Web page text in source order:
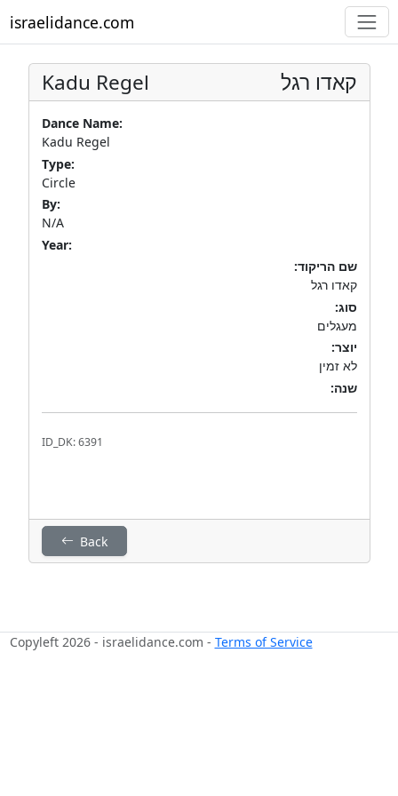
israelidance.com
Kadu Regel קאדו רגל
Dance Name:
Kadu Regel
Type:
Circle
By:
N/A
Year:
שם הריקוד:
קאדו רגל
סוג:
מעגלים
יוצר:
לא זמין
שנה:
ID_DK: 6391
Back
Copyleft 2026 - israelidance.com - Terms of Service